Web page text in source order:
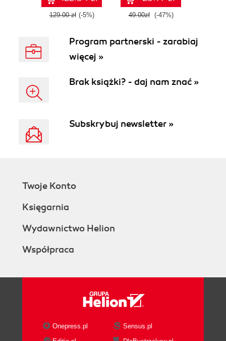
129.00 zł (-5%) 49.00zł (-47%)
Program partnerski - zarabiaj
więcej »
Brak książki? - daj nam znać »
Subskrybuj newsletter »
Twoje Konto
Księgarnia
Wydawnictwo Helion
Współpraca
Onepress.pl
Sensus.pl